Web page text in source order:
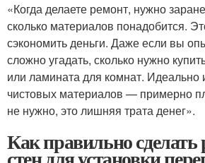
«Когда делаете ремонт, нужно
сколько материалов понадобится.
сэкономить деньги. Даже если вы
сложно угадать, сколько нужно
или ламината для комнат. Идеально
чистовых материалов — примерно
не нужно, это лишняя трата денег».
Как правильно сделать